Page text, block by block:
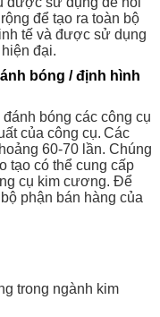
để tạo ra toàn bộ
tế và được sử dụng
đại.
bóng / định hình
bóng các công cụ
của công cụ. Các
60-70 lần. Chúng
tạo có thể cung cấp
cụ kim cương. Để
phận bán hàng của
trong ngành kim